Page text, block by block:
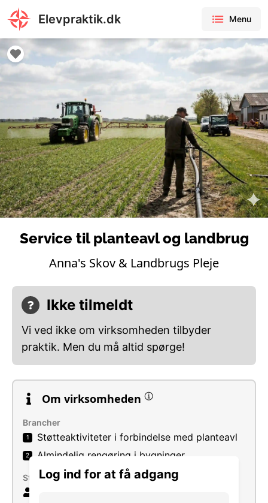
Elevpraktik.dk Menu
Log ind for at få adgang
Service til planteavl og landbrug
Anna's Skov & Landbrugs Pleje
Ikke tilmeldt
Vi ved ikke om virksomheden tilbyder
praktik. Men du må altid spørge!
Om virksomheden
Brancher
1 Støtteaktiviteter i forbindelse med planteavl
2 Almindelig rengøring i bygninger
Størrelse